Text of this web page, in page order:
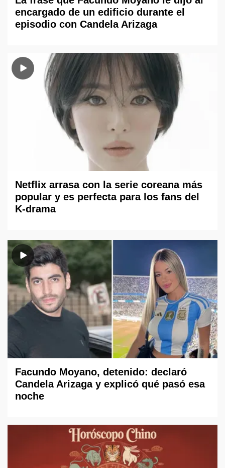
encargado de un edificio durante el
episodio con Candela Arizaga
Netflix arrasa con la serie coreana más
popular y es perfecta para los fans del
K-drama
Facundo Moyano, detenido: declaró
Candela Arizaga y explicó qué pasó esa
noche